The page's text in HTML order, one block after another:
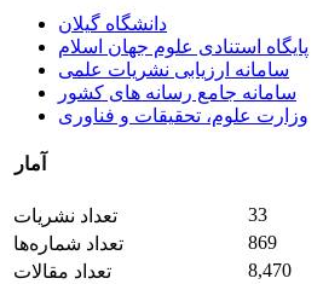
دانشگاه گیلان
پایگاه استنادی علوم جهان اسلام
سامانه ارزیابی نشریات علمی
سامانه جامع رسانه های کشور
وزارت علوم، تحقیقات و فناوری
آمار
تعداد نشریات
33
تعداد شماره‌ها
869
تعداد مقالات
8,470